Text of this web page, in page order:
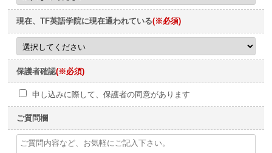
現在、TF英語学院に現在通われている(※必須)
保護者確認(※必須)
申し込みに際して、保護者の同意があります
ご質問欄